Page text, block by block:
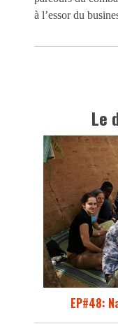
à l’essor du
Le
EP#48: